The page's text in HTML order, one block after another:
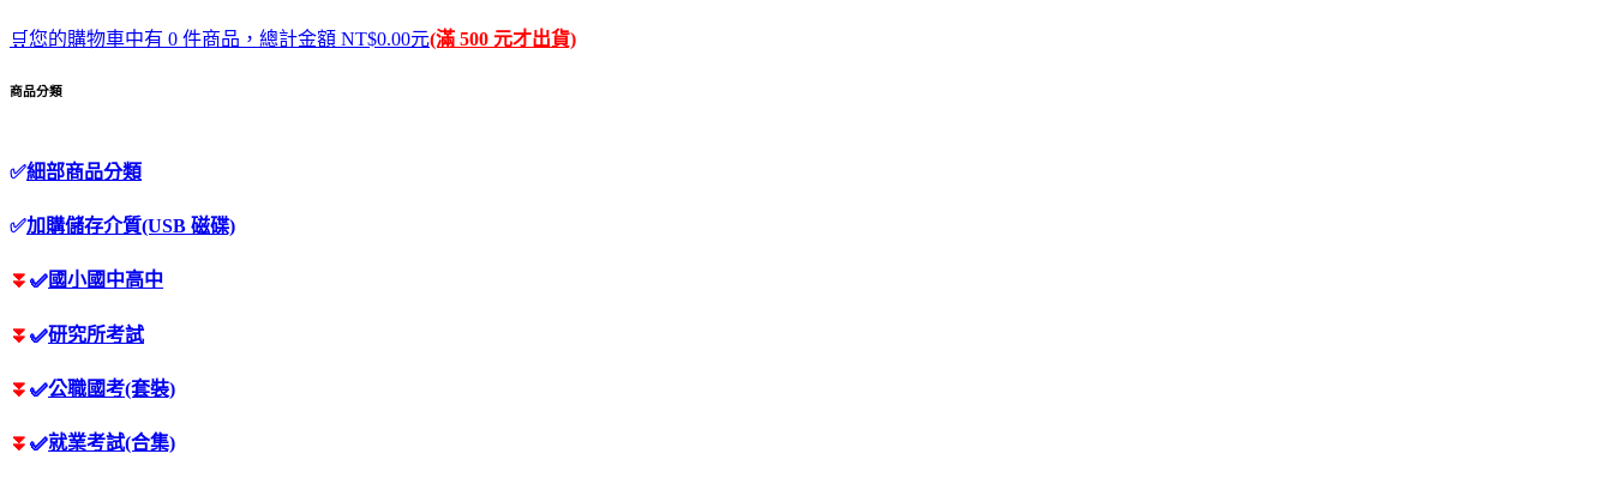
🛒您的購物車中有 0 件商品，總計金額 NT$0.00元(滿 500 元才出貨)
商品分類
✅細部商品分類
✅加購儲存介質(USB 磁碟)
⏬ ✅國小國中高中
⏬ ✅研究所考試
⏬ ✅公職國考(套裝)
⏬ ✅就業考試(合集)